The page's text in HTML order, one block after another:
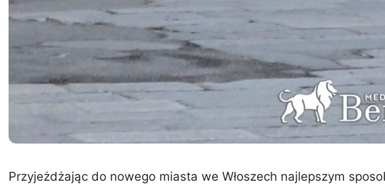
Przyjeżdżając do nowego miasta we Włoszech najlepszym